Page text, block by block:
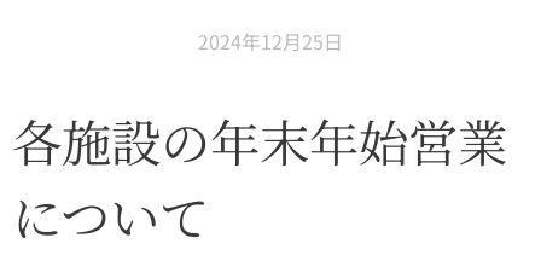
2024年12月25日
各施設の年末年始営業
について